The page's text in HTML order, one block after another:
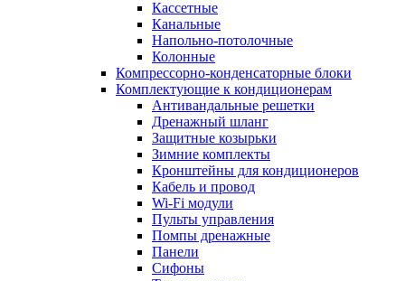
Кассетные
Канальные
Напольно-потолочные
Колонные
Компрессорно-конденсаторные блоки
Комплектующие к кондиционерам
Антивандальные решетки
Дренажный шланг
Защитные козырьки
Зимние комплекты
Кронштейны для кондиционеров
Кабель и провод
Wi-Fi модули
Пульты управления
Помпы дренажные
Панели
Сифоны